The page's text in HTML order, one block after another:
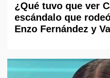
¿Qué tuvo que ver
escándalo que
Enzo Fernández y